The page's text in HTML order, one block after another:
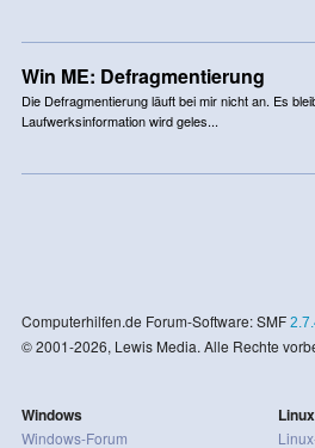
Win ME: Defragmentierung
Die Defragmentierung läuft bei mir nicht an. Es
Laufwerksinformation wird geles...
Computerhilfen.de Forum-Software: SMF
© 2001-2026, Lewis Media. Alle Rechte
Windows
Windows-Forum
Linux